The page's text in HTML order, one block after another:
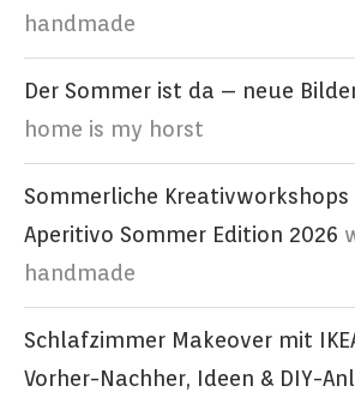
handmade
Der Sommer ist da – neue
home is my horst
Sommerliche Kreativworkshops
Aperitivo Sommer Edition 2026
handmade
Schlafzimmer Makeover mit
Vorher-Nachher, Ideen & DIY-